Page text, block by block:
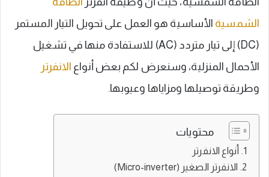
الشمسية الأساسية هو العمل على تحويل التيار المستمر
(DC) إلى تيار متردد (AC) للاستفادة منها في تشغيل
الأحمال المنزلية، وسنعرض لكم بعض أنواع الانفرتر
وطريقة توصيلها ومزاياها وعيوبها.
محتويات
أنواع الانفرتر
الانفرتر الصغير (Micro-inverter)